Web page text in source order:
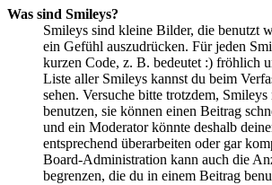
Was sind Smileys?
Smileys sind kleine Bilder, die benutzt
ein Gefühl auszudrücken. Für jeden
kurzen Code, z. B. bedeutet :) fröhlich
Liste aller Smileys kannst du beim
sehen. Versuche bitte trotzdem,
benutzen, sie können einen Beitrag
und ein Moderator könnte deshalb
entsprechend überarbeiten oder gar
Board-Administration kann auch die
begrenzen, die du in einem Beitrag